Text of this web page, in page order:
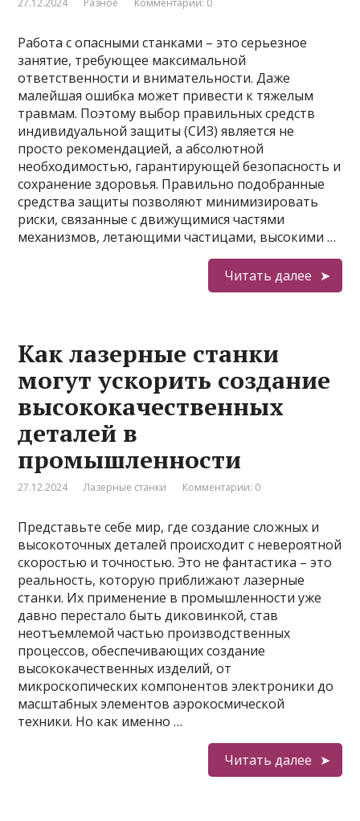
27.12.2024 Разное Комментарии: 0
Работа с опасными станками – это серьезное
занятие, требующее максимальной
ответственности и внимательности. Даже
малейшая ошибка может привести к тяжелым
травмам. Поэтому выбор правильных средств
индивидуальной защиты (СИЗ) является не
просто рекомендацией, а абсолютной
необходимостью, гарантирующей безопасность и
сохранение здоровья. Правильно подобранные
средства защиты позволяют минимизировать
риски, связанные с движущимися частями
механизмов, летающими частицами, высокими …
Читать далее
Как лазерные станки
могут ускорить создание
высококачественных
деталей в
промышленности
27.12.2024 Лазерные станки Комментарии: 0
Представьте себе мир, где создание сложных и
высокоточных деталей происходит с невероятной
скоростью и точностью. Это не фантастика – это
реальность, которую приближают лазерные
станки. Их применение в промышленности уже
давно перестало быть диковинкой, став
неотъемлемой частью производственных
процессов, обеспечивающих создание
высококачественных изделий, от
микроскопических компонентов электроники до
масштабных элементов аэрокосмической
техники. Но как именно …
Читать далее